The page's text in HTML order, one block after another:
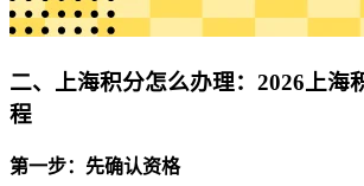
二、上海积分怎么办理：2026上海
程
第一步：先确认资格